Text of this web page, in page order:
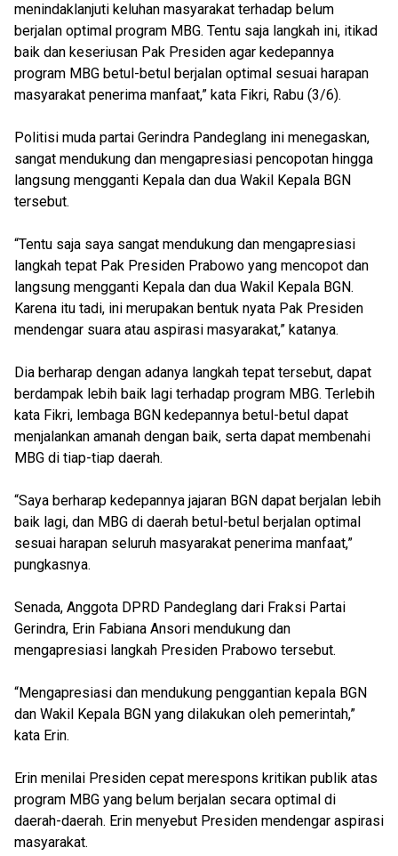
menindaklanjuti keluhan masyarakat terhadap belum
berjalan optimal program MBG. Tentu saja langkah ini, itikad
baik dan keseriusan Pak Presiden agar kedepannya
program MBG betul-betul berjalan optimal sesuai harapan
masyarakat penerima manfaat,” kata Fikri, Rabu (3/6).
Politisi muda partai Gerindra Pandeglang ini menegaskan,
sangat mendukung dan mengapresiasi pencopotan hingga
langsung mengganti Kepala dan dua Wakil Kepala BGN
tersebut.
“Tentu saja saya sangat mendukung dan mengapresiasi
langkah tepat Pak Presiden Prabowo yang mencopot dan
langsung mengganti Kepala dan dua Wakil Kepala BGN.
Karena itu tadi, ini merupakan bentuk nyata Pak Presiden
mendengar suara atau aspirasi masyarakat,” katanya.
Dia berharap dengan adanya langkah tepat tersebut, dapat
berdampak lebih baik lagi terhadap program MBG. Terlebih
kata Fikri, lembaga BGN kedepannya betul-betul dapat
menjalankan amanah dengan baik, serta dapat membenahi
MBG di tiap-tiap daerah.
“Saya berharap kedepannya jajaran BGN dapat berjalan lebih
baik lagi, dan MBG di daerah betul-betul berjalan optimal
sesuai harapan seluruh masyarakat penerima manfaat,”
pungkasnya.
Senada, Anggota DPRD Pandeglang dari Fraksi Partai
Gerindra, Erin Fabiana Ansori mendukung dan
mengapresiasi langkah Presiden Prabowo tersebut.
“Mengapresiasi dan mendukung penggantian kepala BGN
dan Wakil Kepala BGN yang dilakukan oleh pemerintah,”
kata Erin.
Erin menilai Presiden cepat merespons kritikan publik atas
program MBG yang belum berjalan secara optimal di
daerah-daerah. Erin menyebut Presiden mendengar aspirasi
masyarakat.